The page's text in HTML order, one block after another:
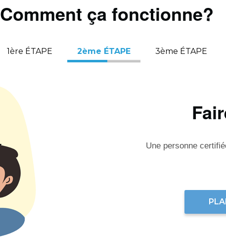
Comment ça fonctionne?
1ère ÉTAPE 2ème ÉTAPE 3ème ÉTAPE
Une personne